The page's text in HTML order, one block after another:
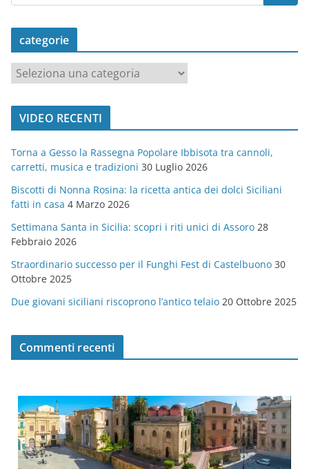
categorie
a
t
o
r
i
e
VIDEO RECENTI
Torna a Gesso la Rassegna Popolare Ibbisota tra cannoli,
carretti, musica e tradizioni 30 Luglio 2026
Biscotti di Nonna Rosina: la ricetta antica dei dolci Siciliani
fatti in casa 4 Marzo 2026
Settimana Santa in Sicilia: scopri i riti unici di Assoro 28
Febbraio 2026
Straordinario successo per il Funghi Fest di Castelbuono 30
Ottobre 2025
Due giovani siciliani riscoprono l’antico telaio 20 Ottobre 2025
Commenti recenti